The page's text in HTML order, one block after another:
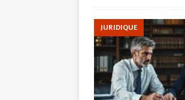
JURIDIQUE